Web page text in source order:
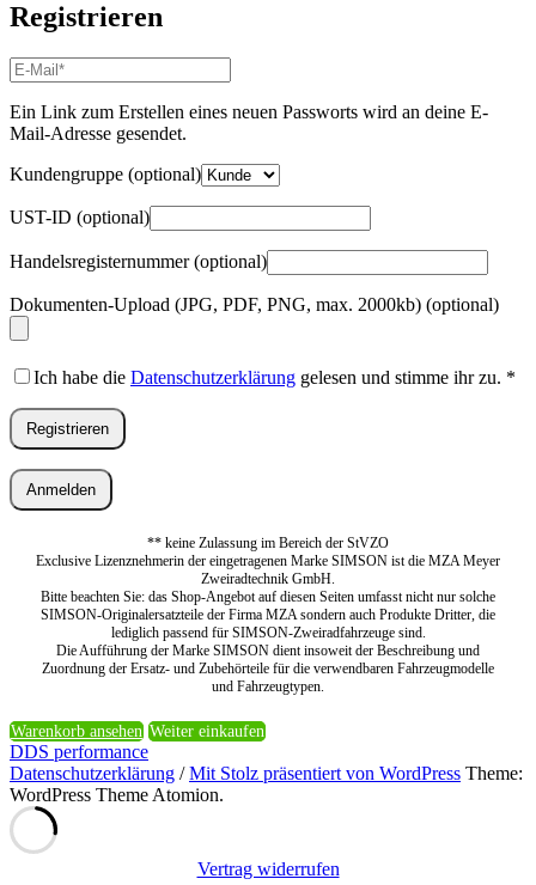
Registrieren
E-
Mail-
Adresse*
Erforderlich
Ein Link zum Erstellen eines neuen Passworts wird an deine E-
Mail-Adresse gesendet.
Kundengruppe (optional)
UST-ID (optional)
Handelsregisternummer(optional)
Dokumenten-Upload (JPG, PDF, PNG, max. 2000kb) (optional)
Ich habe die Datenschutzerklärung gelesen und stimme ihr zu. *
Registrieren
Anmelden
** keine Zulassung im Bereich der StVZO
Exclusive Lizenznehmerin der eingetragenen Marke SIMSON ist die MZA Meyer
Zweiradtechnik GmbH.
Bitte beachten Sie: das Shop-Angebot auf diesen Seiten umfasst nicht nur solche
SIMSON-Originalersatzteile der Firma MZA sondern auch Produkte Dritter, die
lediglich passend für SIMSON-Zweiradfahrzeuge sind.
Die Aufführung der Marke SIMSON dient insoweit der Beschreibung und
Zuordnung der Ersatz- und Zubehörteile für die verwendbaren Fahrzeugmodelle
und Fahrzeugtypen.
Warenkorb ansehen Weiter einkaufen
DDS performance
Datenschutzerklärung /Mit Stolz präsentiert von WordPress Theme:
WordPress Theme Atomion.
Vertrag widerrufen